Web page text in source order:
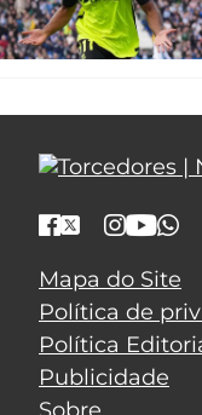
Mapa do Site
Política de
Política
Publicidade